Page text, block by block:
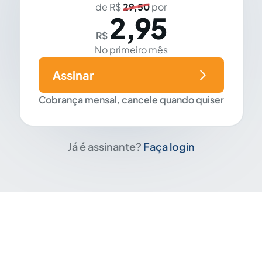
de R$29,50por
R$ 2,95
No primeiro mês
Cobrança mensal, cancele quando quiser
Assinar
Já é assinante? Faça login